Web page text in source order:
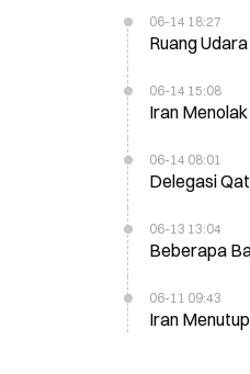
06-14 18:27
Ruang
06-14 15:08
Iran
06-14 08:01
Delegasi
06-13 13:04
Beberapa
06-11 09:43
Iran